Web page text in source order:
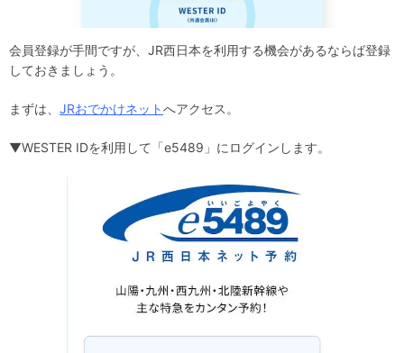
会員登録が手間ですが、JR西日本を利用する機会があるならば登録
しておきましょう。
まずは、 JRおでかけネットへアクセス。
▼WESTER IDを利用して「e5489」にログインします。